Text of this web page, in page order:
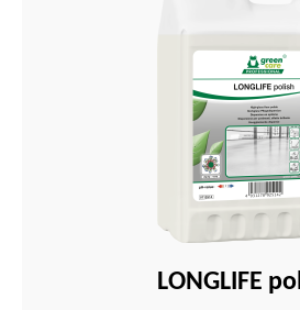
LONGLIFE